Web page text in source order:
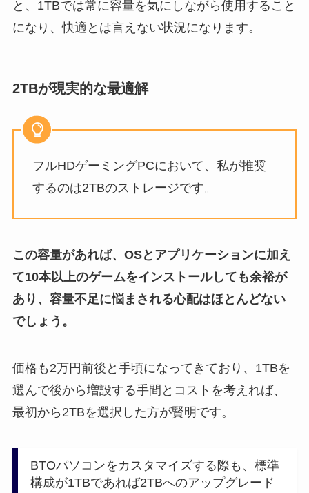
と、1TBでは常に容量を気にしながら使用すること
になり、快適とは言えない状況になります。
2TBが現実的な最適解
フルHDゲーミングPCにおいて、私が推奨
するのは2TBのストレージです。
この容量があれば、OSとアプリケーションに加え
て10本以上のゲームをインストールしても余裕が
あり、容量不足に悩まされる心配はほとんどない
でしょう。
価格も2万円前後と手頃になってきており、1TBを
選んで後から増設する手間とコストを考えれば、
最初から2TBを選択した方が賢明です。
BTOパソコンをカスタマイズする際も、標準
構成が1TBであれば2TBへのアップグレード